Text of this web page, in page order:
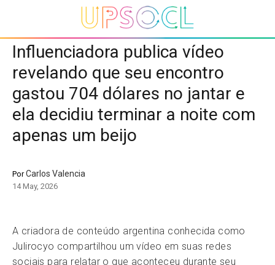
Influenciadora publica vídeo
revelando que seu encontro
gastou 704 dólares no jantar e
ela decidiu terminar a noite com
apenas um beijo
PorCarlos Valencia
14 May, 2026
A criadora de conteúdo argentina conhecida como
Julirocyo compartilhou um vídeo em suas redes
sociais para relatar o que aconteceu durante seu